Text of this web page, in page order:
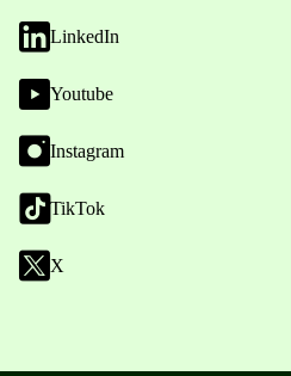
LinkedIn
Youtube
Instagram
TikTok
X